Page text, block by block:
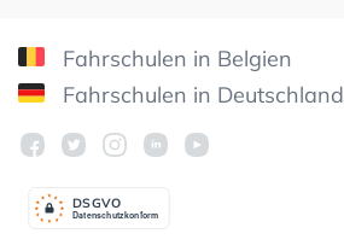
Fahrschulen in Belgien
Fahrschulen in Deutschland
Datenschutzkonform
DSGVO